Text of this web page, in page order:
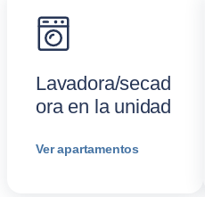
Lavadora/secad
ora en la unidad
Ver apartamentos